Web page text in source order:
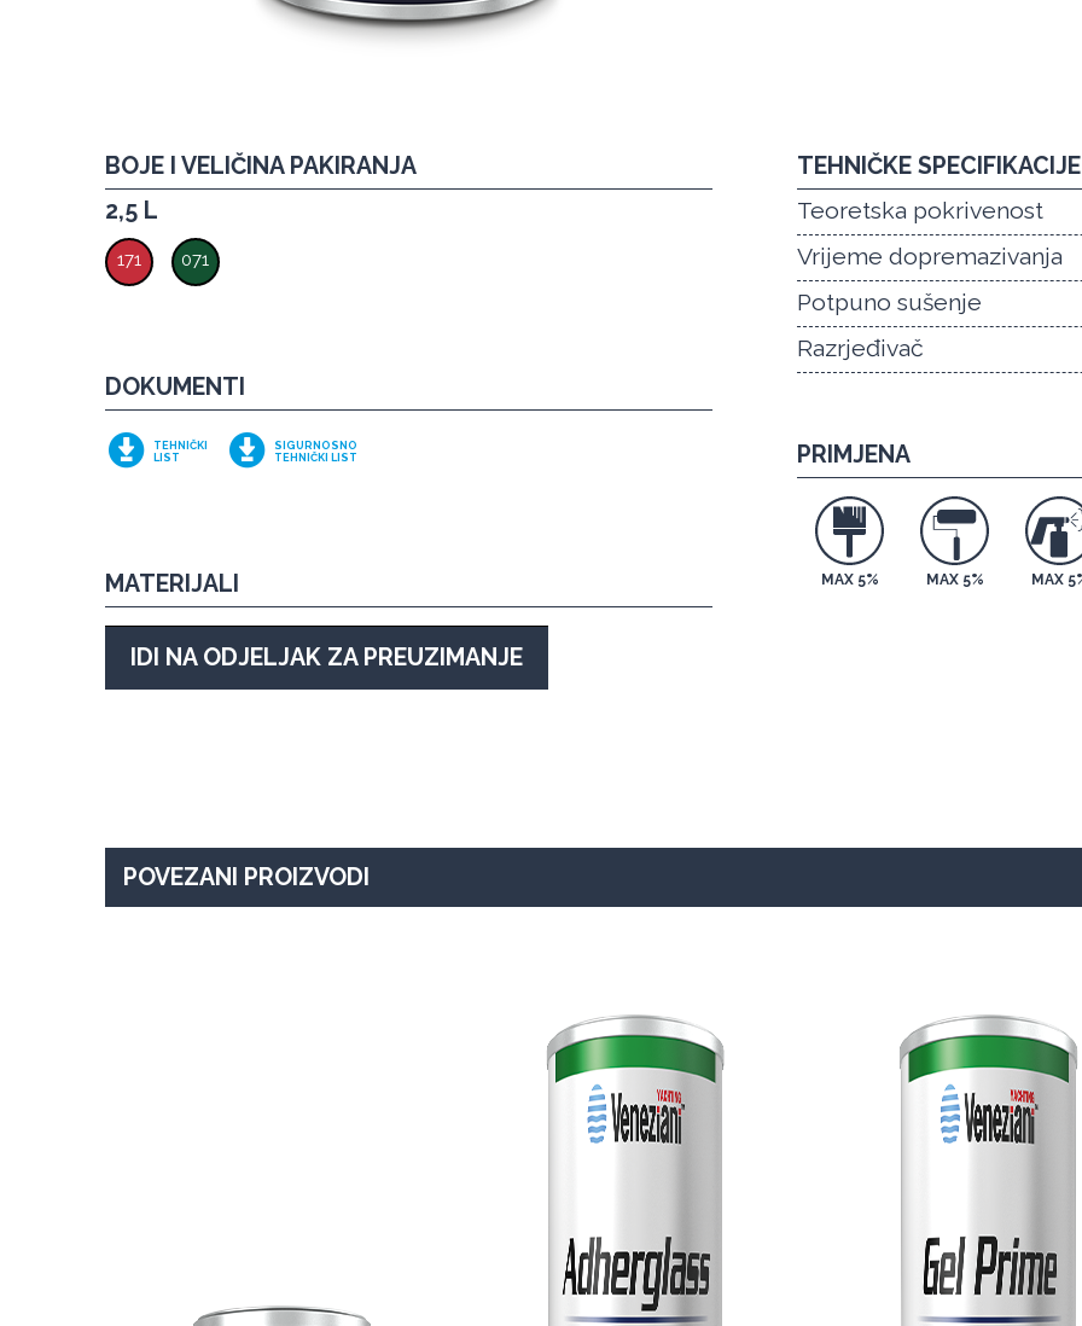
BOJE I VELIČINA PAKIRANJA
2,5 L
171 071
DOKUMENTI
TEHNIČKI
LIST
SIGURNOSNO
TEHNIČKI LIST
MATERIJALI
IDI NA ODJELJAK ZA PREUZIMANJE
TEHNIČKE SPECIFIKACIJE
Teoretska pokrivenost
Vrijeme dopremazivanja
Potpuno sušenje
Razrjeđivač
PRIMJENA
MAX 5% MAX 5% MAX
POVEZANI PROIZVODI